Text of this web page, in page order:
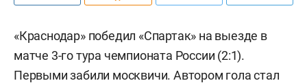
«Краснодар» победил «Спартак» на выезде в
матче 3-го тура чемпионата России (2:1).
Первыми забили москвичи. Автором гола стал